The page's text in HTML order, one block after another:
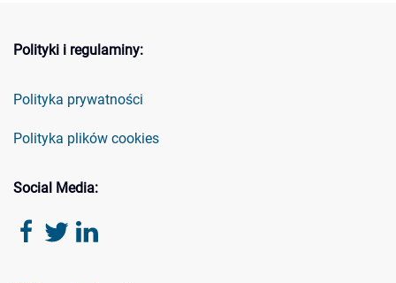
Polityki i regulaminy:
Polityka prywatności
Polityka plików cookies
Social Media: